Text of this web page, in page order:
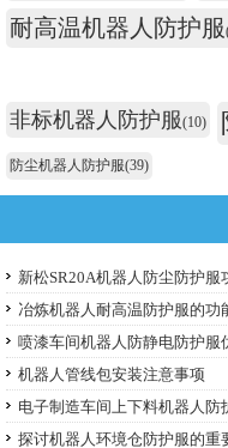
耐高温机器人防护服
非标机器人防护服(10)
防尘机器人防护服(39)
新松SR20A机器人防尘防护服
冶炼机器人耐高温防护服的功
喷漆车间机器人防静电防护服
机器人管线包安装注意事项
电子制造车间上下料机器人防
探讨机器人环境仓防护服的重